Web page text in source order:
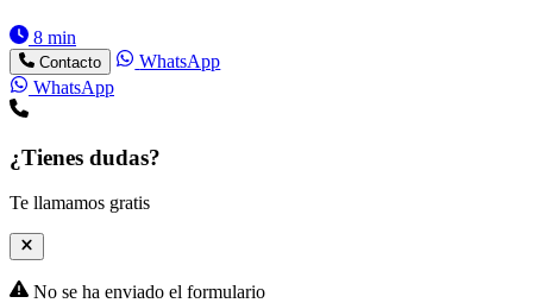
8 min
Contacto
WhatsApp
WhatsApp
¿Tienes dudas?
Te llamamos gratis
No se ha enviado el formulario